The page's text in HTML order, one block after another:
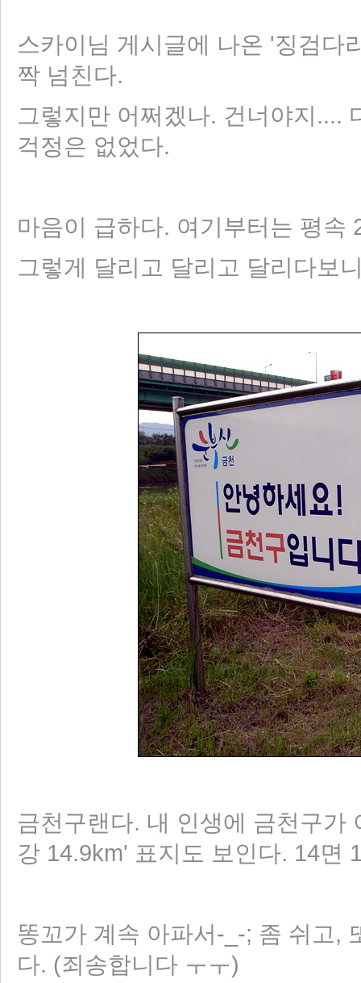
스카이님 게시글에 나온 '징검다
짝 넘친다.
그렇지만 어쩌겠나. 건너야지....
걱정은 없었다.
마음이 급하다. 여기부터는 평속
그렇게 달리고 달리고 달리다보
금천구랜다. 내 인생에 금천구가
강 14.9km' 표지도 보인다. 14면
똥꼬가 계속 아파서-_-; 좀 쉬고,
다. (죄송합니다 ㅜㅜ)